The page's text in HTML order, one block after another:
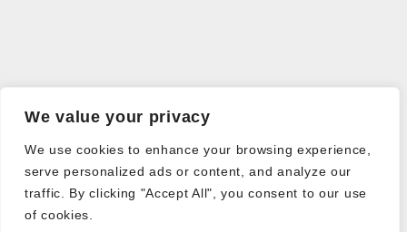
We value your privacy
We use cookies to enhance your browsing experience,
serve personalized ads or content, and analyze our
traffic. By clicking "Accept All", you consent to our use
of cookies.